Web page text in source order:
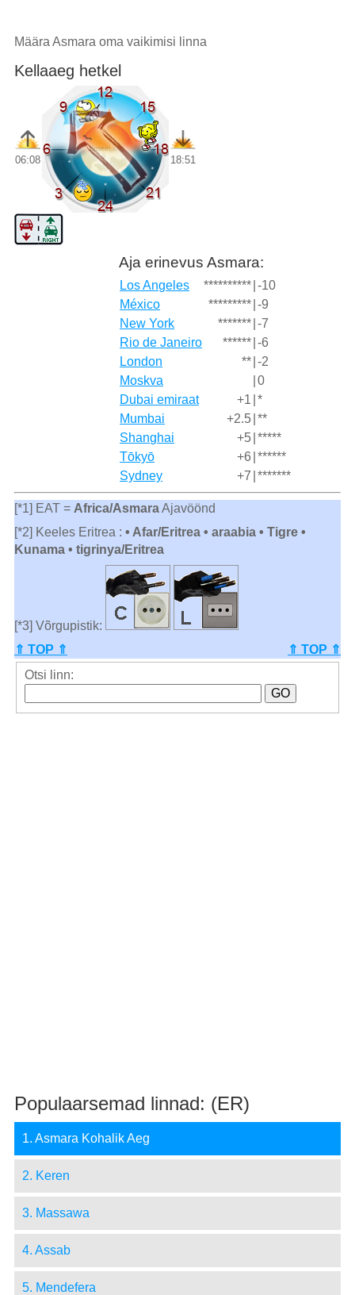
Määra Asmara oma vaikimisi linna
Kellaaeg hetkel
06:08 18:51
Aja erinevus Asmara:
Los Angeles ********** -10
México
********* -9
New York
******* -7
Rio de Janeiro
****** -6
London
** -2
Moskva
0
Dubai emiraat
+1 *
Mumbai
+2.5 **
Shanghai
+5 *****
Tōkyō
+6 ******
Sydney
+7 *******
[*1] EAT = Africa/AsmaraAjavöönd
[*2] Keeles Eritrea : • Afar/Eritrea • araabia • Tigre •
Kunama • tigrinya/Eritrea
[*3] Võrgupistik:
⇑ TOP ⇑
⇑ TOP ⇑
Otsi linn:
Populaarsemad linnad: (ER)
1. Asmara Kohalik Aeg
2. Keren
3. Massawa
4. Assab
5. Mendefera